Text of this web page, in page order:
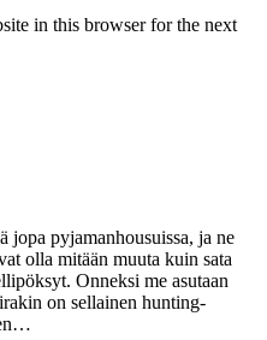
in this browser for the next
pyjamanhousuissa, ja ne
olla mitään muuta kuin sata
Onneksi me asutaan
on sellainen hunting-